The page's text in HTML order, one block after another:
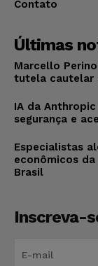
Contato
Últimas
Marcello
tutela cautelar
IA da
segurança e
Especialistas
econômicos
Brasil
Inscreva-